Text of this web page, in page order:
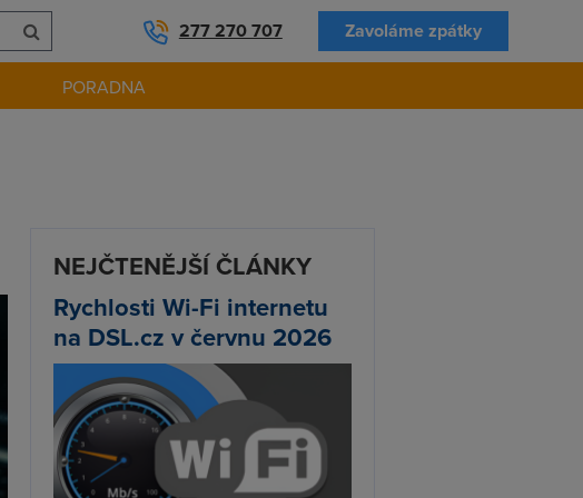
277 270 707 Zavoláme zpátky
PORADNA
NEJČTENĚJŠÍ ČLÁNKY
Rychlosti Wi-Fi internetu
na DSL.cz v červnu 2026